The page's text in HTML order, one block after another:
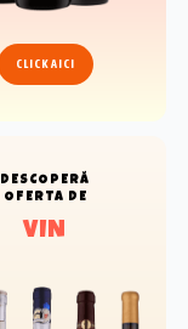
CLICK AICI
DESCOPERĂ
OFERTA DE
VIN